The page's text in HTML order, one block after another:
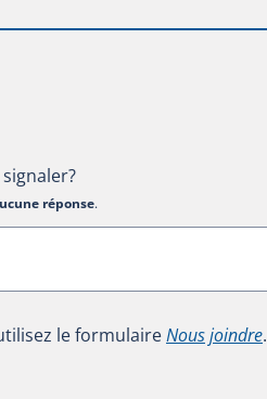
réponse.
le formulaireNous joindre.